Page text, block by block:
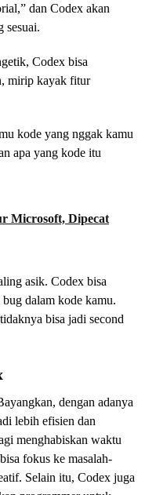
dan Codex akan
sesuai.
Codex bisa
mirip kayak fitur
kode yang nggak kamu
apa yang kode itu
Microsoft, Dipecat
asik. Codex bisa
dalam kode kamu.
bisa jadi second
dengan adanya
lebih efisien dan
menghabiskan waktu
fokus ke masalah-
Selain itu, Codex juga